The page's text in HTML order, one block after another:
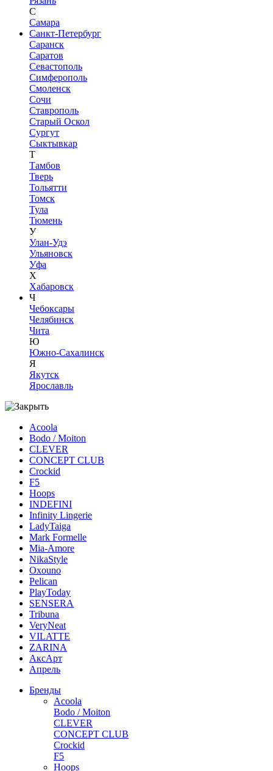
С
Самара
Санкт-Петербург
Саранск
Саратов
Севастополь
Симферополь
Смоленск
Сочи
Ставрополь
Старый Оскол
Сургут
Сыктывкар
Т
Тамбов
Тверь
Тольятти
Томск
Тула
Тюмень
У
Улан-Удэ
Ульяновск
Уфа
Х
Хабаровск
Ч
Чебоксары
Челябинск
Чита
Ю
Южно-Сахалинск
Я
Якутск
Ярославль
Acoola
Bodo / Moiton
CLEVER
CONCEPT CLUB
Crockid
F5
Hoops
INDEFINI
Infinity Lingerie
LadyTaiga
Mark Formelle
Mia-Amore
NikaStyle
Oxouno
Pelican
PlayToday
SENSERA
Tribuna
VeryNeat
VILATTE
ZARINA
АксАрт
Апрель
Бренды
Acoola
Bodo / Moiton
CLEVER
CONCEPT CLUB
Crockid
F5
Hoops